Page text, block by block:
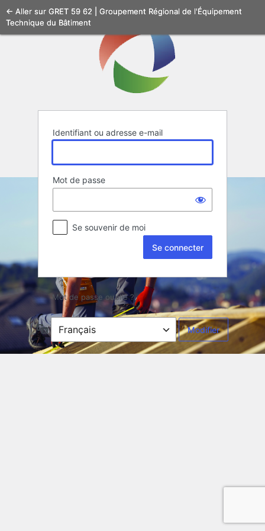
Se
connecter
Identifiant ou adresse e-mail
Mot de passe
Se souvenir de moi
Mot de passe oublié ?
← Aller sur GRET 59 62 | Groupement Régional de l'Équipement
Technique du Bâtiment
Langue